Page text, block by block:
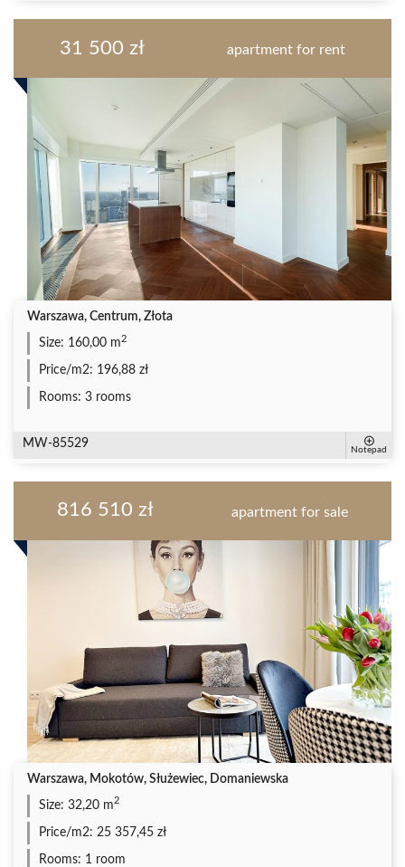
31 500 zł apartment for rent
Warszawa, Centrum, Złota
Size: 160,00 m 2
Price/m2: 196,88 zł
Rooms: 3 rooms
MW-85529
Notepad
816 510 zł apartment for sale
Warszawa, Mokotów, Służewiec, Domaniewska
Size: 32,20 m2
Price/m2: 25 357,45 zł
Rooms: 1 room